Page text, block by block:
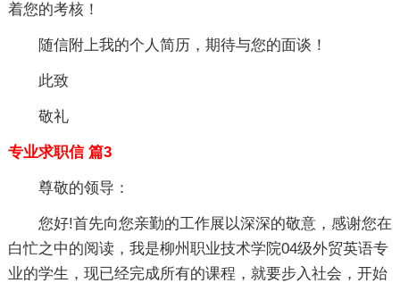
着您的考核！
随信附上我的个人简历，期待与您的面谈！
此致
敬礼
专业求职信 篇3
尊敬的领导：
您好!首先向您亲勤的工作展以深深的敬意，感谢您在
白忙之中的阅读，我是柳州职业技术学院04级外贸英语专
业的学生，现已经完成所有的课程，就要步入社会，开始